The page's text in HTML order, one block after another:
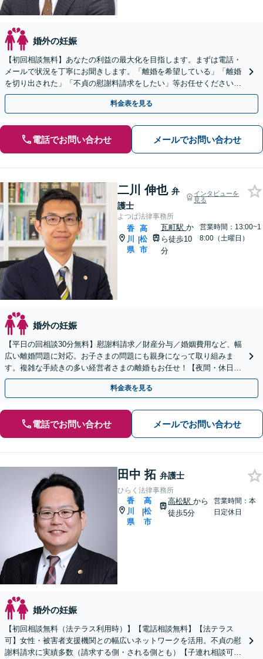
婚外の妊娠
【初回相談無料】あなたの利益の最大化を目指します。まずは電話・
メールで状況を丁寧にお聞きします。「離婚を希望している」「離婚
を切り出された」「不貞の慰謝料請求をしたい」等お任せください。
【リーズナブルな料金設定】
料金表を見る
電話でお問い合わせ メールでお問い合わせ
二川 伸也 弁
護士
インタビューを
見る
よつば法律事務所
香
川
県
|
高
松
市
瓦町駅 か
ら徒歩10
分
営業時間：13:00~1
8:00（土曜日）
婚外の妊娠
【平日の回相談30分無料】慰謝料請求／財産分与／婚姻費用など、幅
広い離婚問題に対応。お子さまの問題にも親身になって取り組みま
す。複雑な手続きの多い経営者さまの離婚もお任せ！【夜間・休日相
談可】【個室完備】【瓦町駅10分】
料金表を見る
電話でお問い合わせ メールでお問い合わせ
田中 拓 弁護士
ひらく法律事務所
香
川
県
|
高
松
市
高松駅から
徒歩5分
営業時間：本
日定休日
婚外の妊娠
【初回相談無料（法テラス利用時）】【電話相談無料】【法テラス
可】女性・被害者支援機関との幅広いネットワークを活用。不貞の慰
謝料請求に実績多数（請求する側・される側とも）【子連れ相談可】